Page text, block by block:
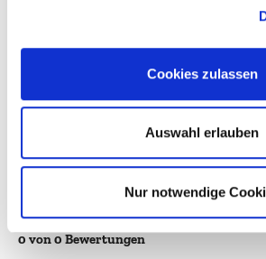
Cookies zulassen
Auswahl erlauben
Nur notwendige
Land:
0 von 0 Bewertungen